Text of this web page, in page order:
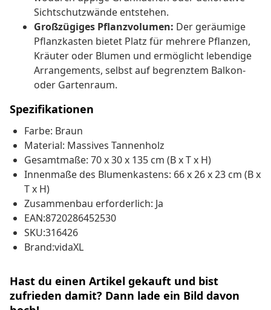
Sichtschutzwände entstehen.
Großzügiges Pflanzvolumen: Der geräumige
Pflanzkasten bietet Platz für mehrere Pflanzen,
Kräuter oder Blumen und ermöglicht lebendige
Arrangements, selbst auf begrenztem Balkon-
oder Gartenraum.
Spezifikationen
Farbe: Braun
Material: Massives Tannenholz
Gesamtmaße: 70 x 30 x 135 cm (B x T x H)
Innenmaße des Blumenkastens: 66 x 26 x 23 cm (B x
T x H)
Zusammenbau erforderlich: Ja
EAN:8720286452530
SKU:316426
Brand:vidaXL
Hast du einen Artikel gekauft und bist
zufrieden damit? Dann lade ein Bild davon